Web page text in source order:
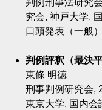
判例刑事法研究
究会, 神戸大学,
口頭発表（一般）
判例評釈（最決
東條 明徳
刑事判例研究会,
東京大学, 国内会